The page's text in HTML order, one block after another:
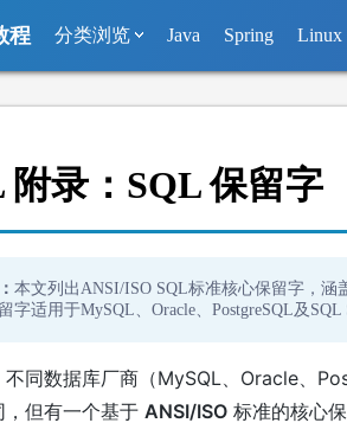
程 分类浏览 Java Spring Linux
附录：SQL 保留字
本文列出ANSI/ISO SQL标准核心保留字，
字适用于MySQL、Oracle、PostgreSQL及SQL
不同数据库厂商（MySQL、Oracle、
，但有一个基于 ANSI/ISO标准的核心保